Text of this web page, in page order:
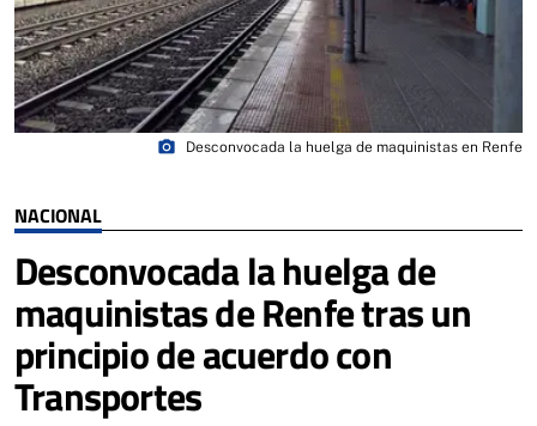
NACIONAL
Desconvocada la huelga de
maquinistas de Renfe tras un
principio de acuerdo con
Transportes
photo_camera Desconvocada la huelga de maquinistas en Renfe